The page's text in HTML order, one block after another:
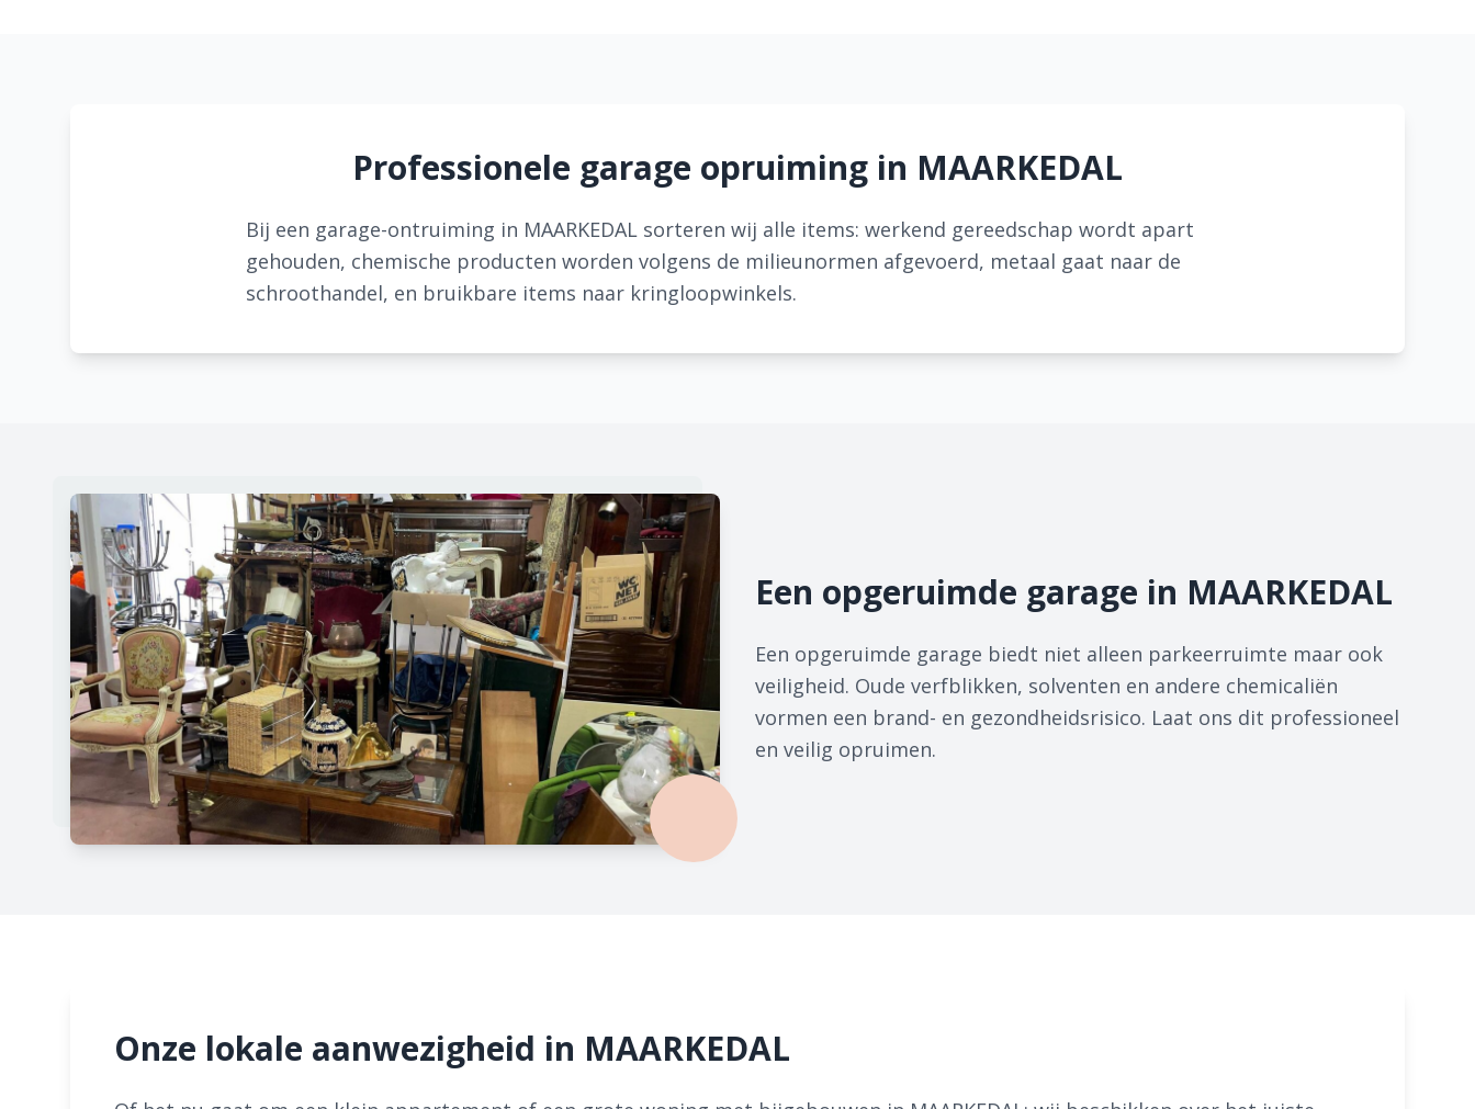
Professionele garage opruiming in MAARKEDAL
Bij een garage-ontruiming in MAARKEDAL sorteren wij alle items: werkend gereedschap wordt apart
gehouden, chemische producten worden volgens de milieunormen afgevoerd, metaal gaat naar de
schroothandel, en bruikbare items naar kringloopwinkels.
Een opgeruimde garage in MAARKEDAL
Een opgeruimde garage biedt niet alleen parkeerruimte maar ook
veiligheid. Oude verfblikken, solventen en andere chemicaliën
vormen een brand- en gezondheidsrisico. Laat ons dit professioneel
en veilig opruimen.
Onze lokale aanwezigheid in MAARKEDAL